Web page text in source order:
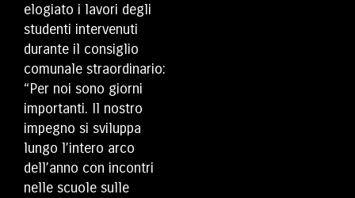
elogiato i lavori degli
studenti intervenuti
durante il consiglio
comunale straordinario:
“Per noi sono giorni
importanti. Il nostro
impegno si sviluppa
lungo l’intero arco
dell’anno con incontri
nelle scuole sulle